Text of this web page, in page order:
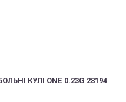
КУЛІ ONE 0.23G 28194